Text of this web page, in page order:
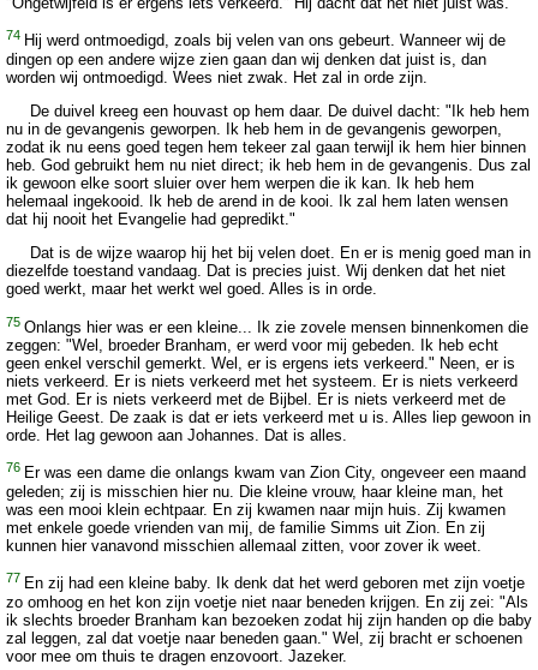
74 Hij werd ontmoedigd, zoals bij velen van ons gebeurt. Wanneer wij de
dingen op een andere wijze zien gaan dan wij denken dat juist is, dan
worden wij ontmoedigd. Wees niet zwak. Het zal in orde zijn.
De duivel kreeg een houvast op hem daar. De duivel dacht: "Ik heb hem
nu in de gevangenis geworpen. Ik heb hem in de gevangenis geworpen,
zodat ik nu eens goed tegen hem tekeer zal gaan terwijl ik hem hier binnen
heb. God gebruikt hem nu niet direct; ik heb hem in de gevangenis. Dus zal
ik gewoon elke soort sluier over hem werpen die ik kan. Ik heb hem
helemaal ingekooid. Ik heb de arend in de kooi. Ik zal hem laten wensen
dat hij nooit het Evangelie had gepredikt."
Dat is de wijze waarop hij het bij velen doet. En er is menig goed man in
diezelfde toestand vandaag. Dat is precies juist. Wij denken dat het niet
goed werkt, maar het werkt wel goed. Alles is in orde.
75 Onlangs hier was er een kleine... Ik zie zovele mensen binnenkomen die
zeggen: "Wel, broeder Branham, er werd voor mij gebeden. Ik heb echt
geen enkel verschil gemerkt. Wel, er is ergens iets verkeerd." Neen, er is
niets verkeerd. Er is niets verkeerd met het systeem. Er is niets verkeerd
met God. Er is niets verkeerd met de Bijbel. Er is niets verkeerd met de
Heilige Geest. De zaak is dat er iets verkeerd met u is. Alles liep gewoon in
orde. Het lag gewoon aan Johannes. Dat is alles.
76 Er was een dame die onlangs kwam van Zion City, ongeveer een maand
geleden; zij is misschien hier nu. Die kleine vrouw, haar kleine man, het
was een mooi klein echtpaar. En zij kwamen naar mijn huis. Zij kwamen
met enkele goede vrienden van mij, de familie Simms uit Zion. En zij
kunnen hier vanavond misschien allemaal zitten, voor zover ik weet.
77 En zij had een kleine baby. Ik denk dat het werd geboren met zijn voetje
zo omhoog en het kon zijn voetje niet naar beneden krijgen. En zij zei: "Als
ik slechts broeder Branham kan bezoeken zodat hij zijn handen op die baby
zal leggen, zal dat voetje naar beneden gaan." Wel, zij bracht er schoenen
voor mee om thuis te dragen enzovoort. Jazeker.